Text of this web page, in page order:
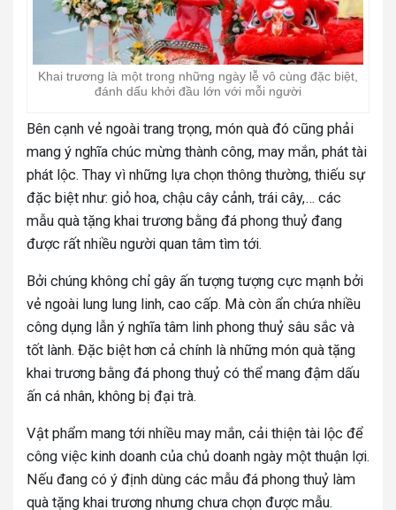
Khai trương là một trong những ngày lễ vô cùng đặc biệt,
đánh dấu khởi đầu lớn với mỗi người
Bên cạnh vẻ ngoài trang trọng, món quà đó cũng phải
mang ý nghĩa chúc mừng thành công, may mắn, phát tài
phát lộc. Thay vì những lựa chọn thông thường, thiếu sự
đặc biệt như: giỏ hoa, chậu cây cảnh, trái cây,… các
mẫu quà tặng khai trương bằng đá phong thuỷ đang
được rất nhiều người quan tâm tìm tới.
Bởi chúng không chỉ gây ấn tượng tượng cực mạnh bởi
vẻ ngoài lung lung linh, cao cấp. Mà còn ẩn chứa nhiều
công dụng lẫn ý nghĩa tâm linh phong thuỷ sâu sắc và
tốt lành. Đặc biệt hơn cả chính là những món quà tặng
khai trương bằng đá phong thuỷ có thể mang đậm dấu
ấn cá nhân, không bị đại trà.
Vật phẩm mang tới nhiều may mắn, cải thiện tài lộc để
công việc kinh doanh của chủ doanh ngày một thuận lợi.
Nếu đang có ý định dùng các mẫu đá phong thuỷ làm
quà tặng khai trương nhưng chưa chọn được mẫu.